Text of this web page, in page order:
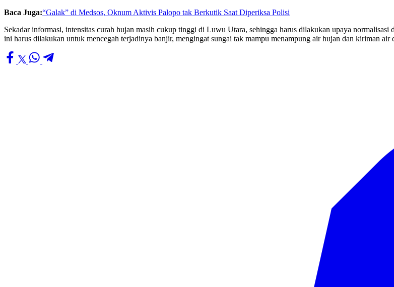
Baca Juga:“Galak” di Medsos, Oknum Aktivis Palopo tak Berkutik Saat Diperiksa Polisi
Sekadar informasi, intensitas curah hujan masih cukup tinggi di Luwu Utara, sehingga harus dilakukan upaya
ini harus dilakukan untuk mencegah terjadinya banjir, mengingat sungai tak mampu menampung air hujan dan kiriman air